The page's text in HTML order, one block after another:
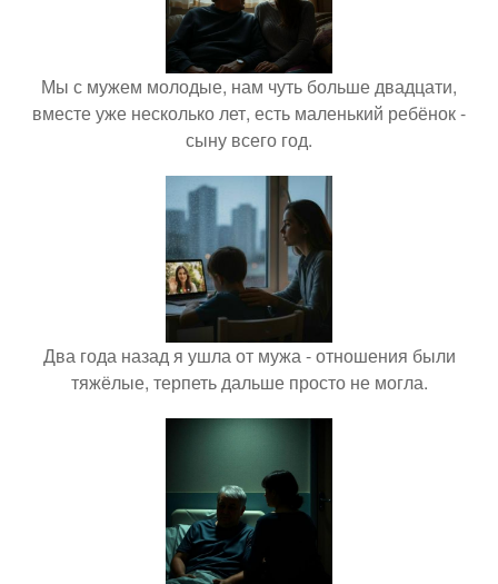
Мы с мужем молодые, нам чуть больше двадцати,
вместе уже несколько лет, есть маленький ребёнок -
сыну всего год.
Два года назад я ушла от мужа - отношения были
тяжёлые, терпеть дальше просто не могла.